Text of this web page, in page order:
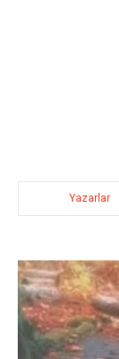
Yazarlar